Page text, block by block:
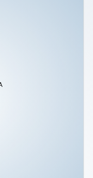
РЕСУРСИ